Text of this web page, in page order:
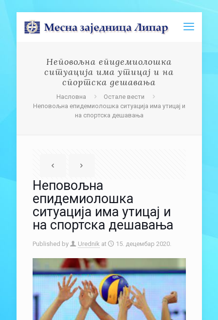
Неповољна епидемиолошка
ситуација има утицај и на
спортска дешавања
Насловна
Остале вести
Неповољна епидемиолошка ситуација има утицај и
на спортска дешавања
Неповољна
епидемиолошка
ситуација има утицај и
на спортска дешавања
Published by Urednik at 15. децембар 2020.